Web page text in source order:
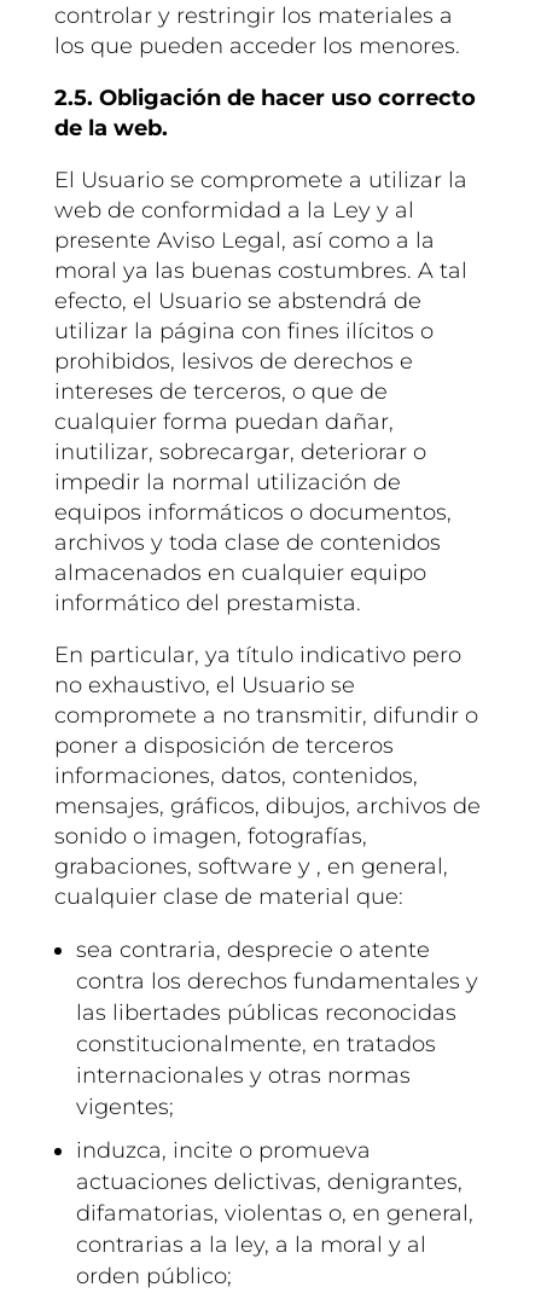
controlar y restringir los materiales a
los que pueden acceder los menores.
2.5. Obligación de hacer uso correcto
de la web.
El Usuario se compromete a utilizar la
web de conformidad a la Ley y al
presente Aviso Legal, así como a la
moral ya las buenas costumbres. A tal
efecto, el Usuario se abstendrá de
utilizar la página con fines ilícitos o
prohibidos, lesivos de derechos e
intereses de terceros, o que de
cualquier forma puedan dañar,
inutilizar, sobrecargar, deteriorar o
impedir la normal utilización de
equipos informáticos o documentos,
archivos y toda clase de contenidos
almacenados en cualquier equipo
informático del prestamista.
En particular, ya título indicativo pero
no exhaustivo, el Usuario se
compromete a no transmitir, difundir o
poner a disposición de terceros
informaciones, datos, contenidos,
mensajes, gráficos, dibujos, archivos de
sonido o imagen, fotografías,
grabaciones, software y , en general,
cualquier clase de material que:
sea contraria, desprecie o atente
contra los derechos fundamentales y
las libertades públicas reconocidas
constitucionalmente, en tratados
internacionales y otras normas
vigentes;
induzca, incite o promueva
actuaciones delictivas, denigrantes,
difamatorias, violentas o, en general,
contrarias a la ley, a la moral y al
orden público;